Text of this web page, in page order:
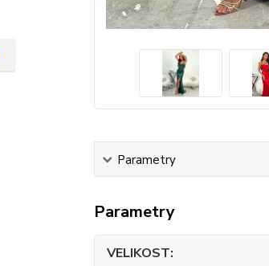
Parametry
Parametry
VELIKOST